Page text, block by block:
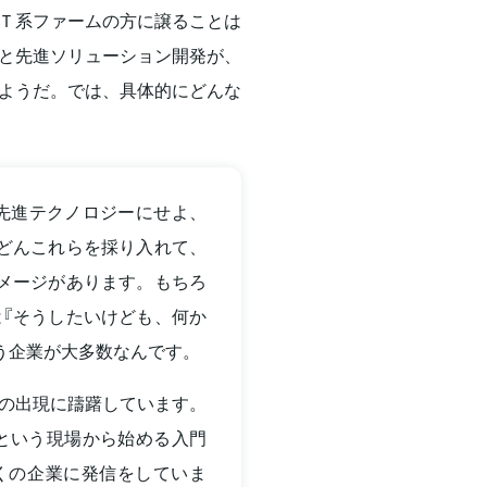
系ファームの方に譲ることは
進ソリューション開発が、
うだ。では、具体的にどんな
テクノロジーにせよ、
これらを採り入れて、
ージがあります。もちろ
そうしたいけども、何か
業が大多数なんです。
現に躊躇しています。
いう現場から始める入門
企業に発信をしていま